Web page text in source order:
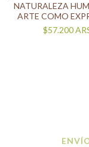
NATURALEZA
ARTE COMO
$57.200